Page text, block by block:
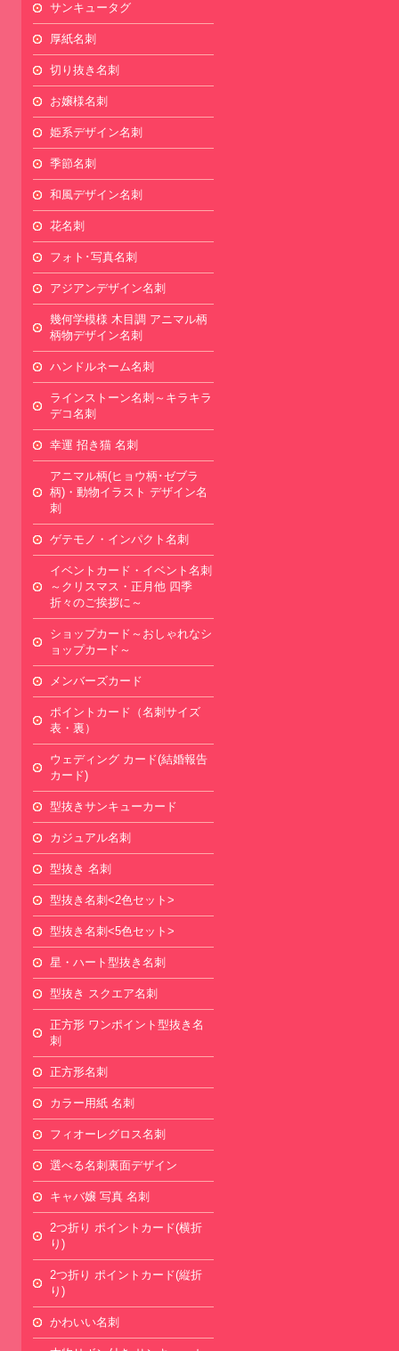
サンキュータグ
厚紙名刺
切り抜き名刺
お嬢様名刺
姫系デザイン名刺
季節名刺
和風デザイン名刺
花名刺
フォト･写真名刺
アジアンデザイン名刺
幾何学模様 木目調 アニマル柄
柄物デザイン名刺
ハンドルネーム名刺
ラインストーン名刺～キラキラ
デコ名刺
幸運 招き猫 名刺
アニマル柄(ヒョウ柄･ゼブラ
柄)・動物イラスト デザイン名
刺
ゲテモノ・インパクト名刺
イベントカード・イベント名刺
～クリスマス・正月他 四季
折々のご挨拶に～
ショップカード～おしゃれなシ
ョップカード～
メンバーズカード
ポイントカード（名刺サイズ
表・裏）
ウェディング カード(結婚報告
カード)
型抜きサンキューカード
カジュアル名刺
型抜き 名刺
型抜き名刺<2色セット>
型抜き名刺<5色セット>
星・ハート型抜き名刺
型抜き スクエア名刺
正方形 ワンポイント型抜き名
刺
正方形名刺
カラー用紙 名刺
フィオーレグロス名刺
選べる名刺裏面デザイン
キャバ嬢 写真 名刺
2つ折り ポイントカード(横折
り)
2つ折り ポイントカード(縦折
り)
かわいい名刺